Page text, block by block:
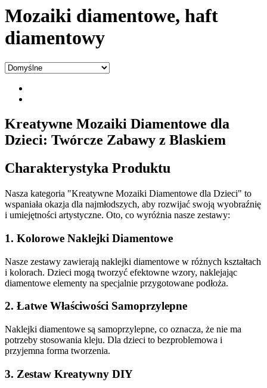
Mozaiki diamentowe, haft
diamentowy
Kreatywne Mozaiki Diamentowe dla
Dzieci: Twórcze Zabawy z Blaskiem
Charakterystyka Produktu
Nasza kategoria "Kreatywne Mozaiki Diamentowe dla Dzieci" to
wspaniała okazja dla najmłodszych, aby rozwijać swoją wyobraźnię
i umiejętności artystyczne. Oto, co wyróżnia nasze zestawy:
1. Kolorowe Naklejki Diamentowe
Nasze zestawy zawierają naklejki diamentowe w różnych kształtach
i kolorach. Dzieci mogą tworzyć efektowne wzory, naklejając
diamentowe elementy na specjalnie przygotowane podłoża.
2. Łatwe Właściwości Samoprzylepne
Naklejki diamentowe są samoprzylepne, co oznacza, że nie ma
potrzeby stosowania kleju. Dla dzieci to bezproblemowa i
przyjemna forma tworzenia.
3. Zestaw Kreatywny DIY